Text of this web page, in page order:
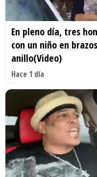
En pleno día, tres
con un niño en
anillo(Video)
Hace 1 día